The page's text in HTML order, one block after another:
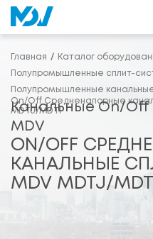
Главная Каталог
Полупромышленные сплит-
Полупромышленные
On/Off Средненапорные
MDTJ/MDTI
Канальные On/
MDV
ON/OFF
КАНАЛЬНЫЕ
MDV MDTJ/MDTI